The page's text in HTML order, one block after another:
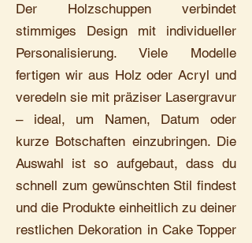
Der Holzschuppen verbindet
stimmiges Design mit individueller
Personalisierung. Viele Modelle
fertigen wir aus Holz oder Acryl und
veredeln sie mit präziser Lasergravur
– ideal, um Namen, Datum oder
kurze Botschaften einzubringen. Die
Auswahl ist so aufgebaut, dass du
schnell zum gewünschten Stil findest
und die Produkte einheitlich zu deiner
restlichen Dekoration in Cake Topper